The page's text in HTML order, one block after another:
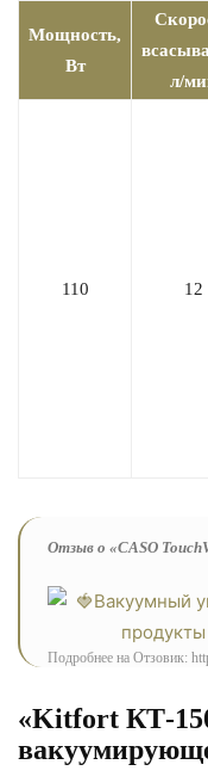
Мощность,
Вт
л/
110 12
Отзыв о «CASO
Подробнее на Отзовик:
«Kitfort КТ-